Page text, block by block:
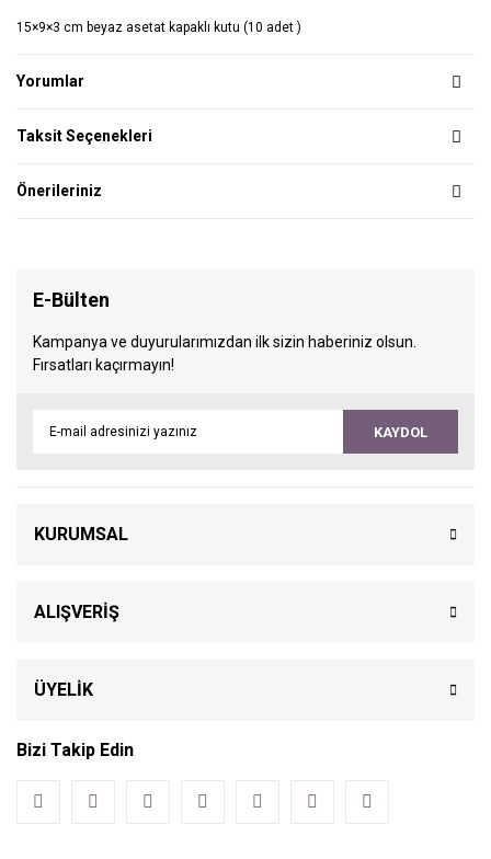
15×9×3 cm beyaz asetat kapaklı kutu (10 adet )
Yorumlar
Taksit Seçenekleri
Önerileriniz
E-Bülten
Kampanya ve duyurularımızdan ilk sizin haberiniz olsun.
Fırsatları kaçırmayın!
KAYDOL
KURUMSAL
ALIŞVERİŞ
ÜYELİK
Bizi Takip Edin